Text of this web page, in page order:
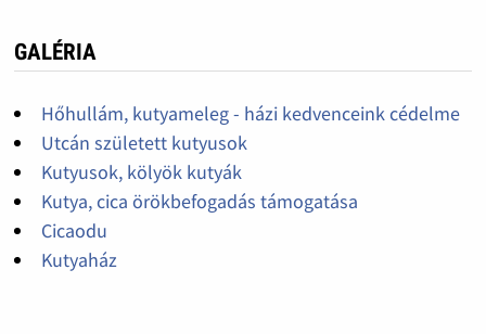
GALÉRIA
Hőhullám, kutyameleg - házi kedvenceink cédelme
Utcán született kutyusok
Kutyusok, kölyök kutyák
Kutya, cica örökbefogadás támogatása
Cicaodu
Kutyaház